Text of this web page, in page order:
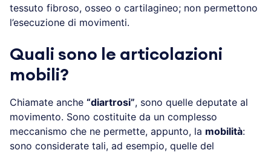
tessuto fibroso, osseo o cartilagineo; non permettono
l’esecuzione di movimenti.
Quali sono le articolazioni
mobili?
Chiamate anche “diartrosi”, sono quelle deputate al
movimento. Sono costituite da un complesso
meccanismo che ne permette, appunto, la mobilità:
sono considerate tali, ad esempio, quelle del